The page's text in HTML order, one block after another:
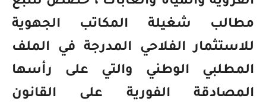
مطالب شغيلة المكاتب الجهوية
للاستثمار الفلاحي المدرجة في الملف
المطلبي الوطني والتي على رأسها
المصادقة الفورية على القانون